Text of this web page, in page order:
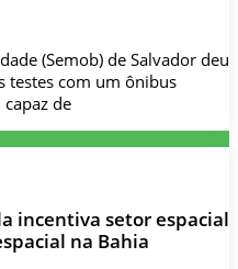
(Semob) de Salvador deu
testes com um ônibus
de
incentiva setor espacial
na Bahia